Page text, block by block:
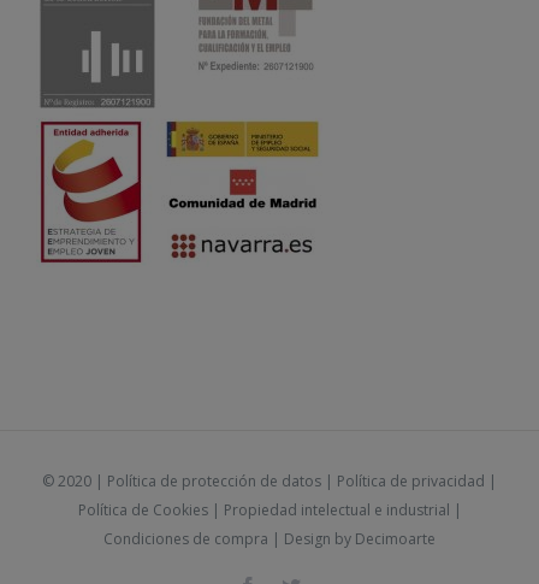
© 2020 | Política de protección de datos | Política de privacidad |
Política de Cookies| Propiedad intelectual e industrial |
Condiciones de compra | Design by Decimoarte